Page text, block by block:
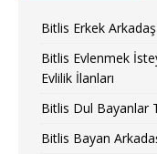
Bitlis Erkek
Bitlis Evlenmek
Evlilik İlanları
Bitlis Dul Bayanlar
Bitlis Bayan